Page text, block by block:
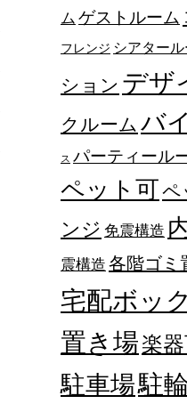
ム ゲストルーム
フレンジ シアタール
ション デザ
クルーム バ
ス パーティール
ペット可ペ
ンジ 免震構造
震構造各階ゴミ
宅配ボッ
置き場楽
駐車場駐